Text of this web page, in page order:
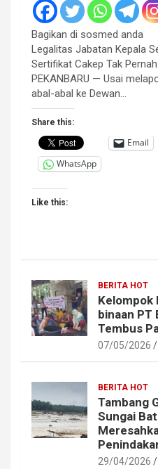
Bagikan di sosmed anda
Legalitas Jabatan Kepala
Sertifikat Cakep Tak
PEKANBARU — Usai
abal-abal ke Dewan…
Share this:
Email
WhatsApp
Like this:
BERITA HOT
Kelompok
binaan PT
Tembus
07/05/2026
BERITA HOT
Tambang
Sungai
29/04/2026